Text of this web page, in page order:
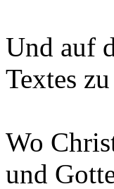
Und auf
Textes
Wo
und